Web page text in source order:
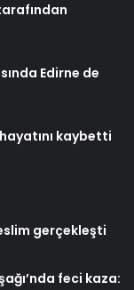
Edirne de
kaybetti
gerçekleşti
feci kaza: